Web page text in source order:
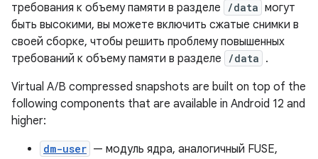
требования к объему памяти в разделе
/data могут
быть высокими, вы можете включить сжатые снимки в
своей сборке, чтобы решить проблему повышенных
требований к объему памяти в разделе
/data .
Virtual A/B compressed snapshots are built on top of the
following components that are available in Android 12 and
higher:
dm-user — модуль ядра, аналогичный FUSE,